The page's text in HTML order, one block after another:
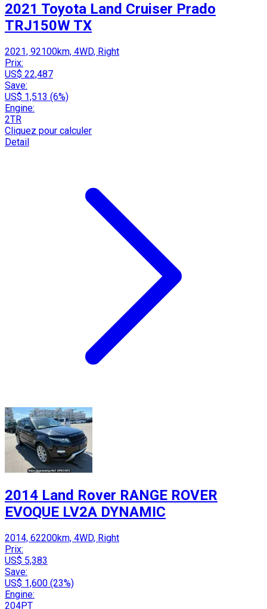
2021 Toyota Land Cruiser Prado
TRJ150W TX
2021, 92100km, 4WD, Right
Prix:
US$ 22,487
Save:
US$ 1,513 (6%)
Engine:
2TR
Cliquez pour calculer
Detail
2014 Land Rover RANGE ROVER
EVOQUE LV2A DYNAMIC
2014, 62200km, 4WD, Right
Prix:
US$ 5,383
Save:
US$ 1,600 (23%)
Engine:
204PT